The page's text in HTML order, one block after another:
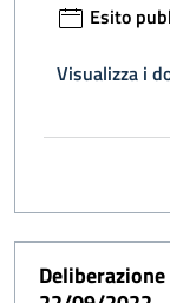
Esito
Visualizza i